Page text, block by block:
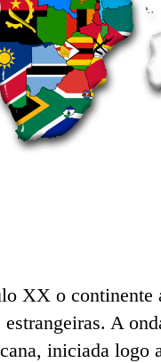
XX o
A
iniciada logo